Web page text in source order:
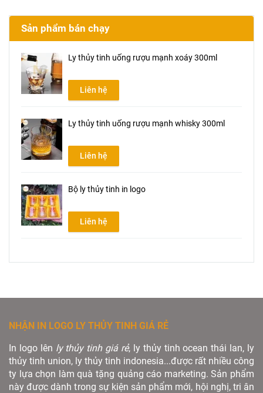
Sản phẩm bán chạy
Ly thủy tinh uống rượu mạnh xoáy 300ml
Liên hệ
Ly thủy tinh uống rượu mạnh whisky 300ml
Liên hệ
Bộ ly thủy tinh in logo
Liên hệ
NHẬN IN LOGO LY THỦY TINH GIÁ RẺ
In logo lên ly thủy tinh giá rẻ, ly thủy tinh ocean thái lan, ly
thủy tinh union, ly thủy tinh indonesia...được rất nhiều công
ty lựa chọn làm quà tặng quảng cáo marketing. Sản phẩm
này được dành trong sự kiện sản phẩm mới, hội nghị, tri ân